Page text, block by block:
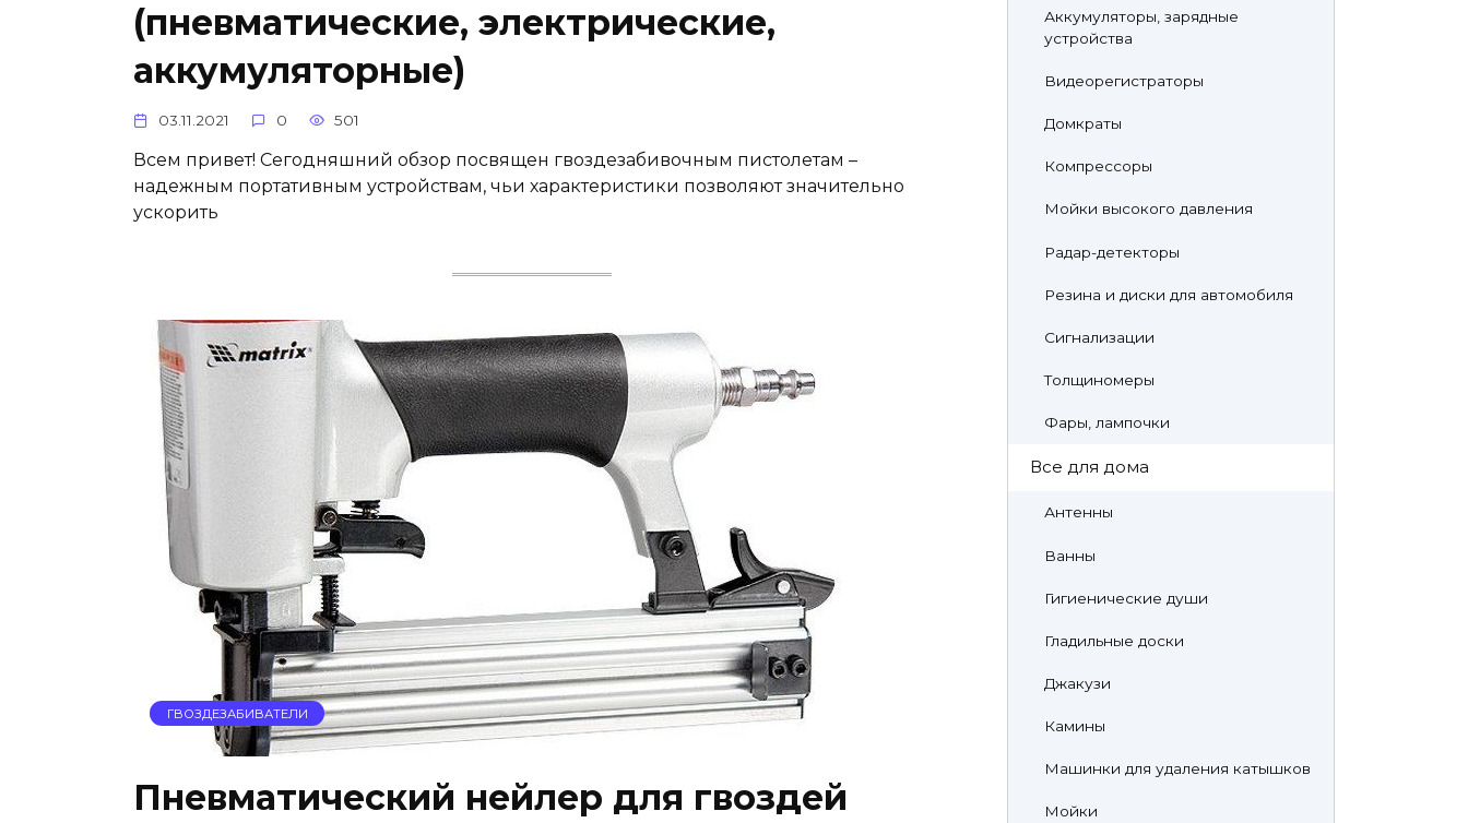
(пневматические, электрические,
аккумуляторные)
03.11.2021 0 501
Всем привет! Сегодняшний обзор посвящен гвоздезабивочным пистолетам –
надежным портативным устройствам, чьи характеристики позволяют значительно
ускорить
ГВОЗДЕЗАБИВАТЕЛИ
Пневматический нейлер для гвоздей
Аккумуляторы, зарядные
устройства
Видеорегистраторы
Домкраты
Компрессоры
Мойки высокого давления
Радар-детекторы
Резина и диски для автомобиля
Сигнализации
Толщиномеры
Фары, лампочки
Все для дома
Антенны
Ванны
Гигиенические души
Гладильные доски
Джакузи
Камины
Машинки для удаления катышков
Мойки